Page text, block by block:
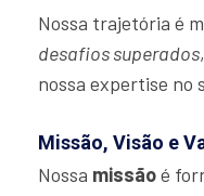
Nossa trajetória é
desafios superados
nossa expertise no
Missão, Visão e
Nossa missãoé